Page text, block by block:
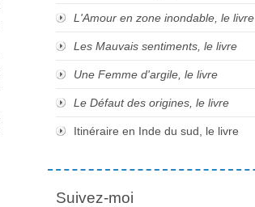
L'Amour en zone inondable, le livre
Les Mauvais sentiments, le livre
Une Femme d'argile, le livre
Le Défaut des origines, le livre
Itinéraire en Inde du sud, le livre
Suivez-moi